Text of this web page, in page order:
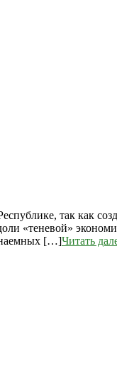
так как
«теневой»
наемных […]Читать